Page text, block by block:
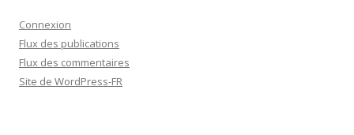
Connexion
Flux des publications
Flux des commentaires
Site de WordPress-FR